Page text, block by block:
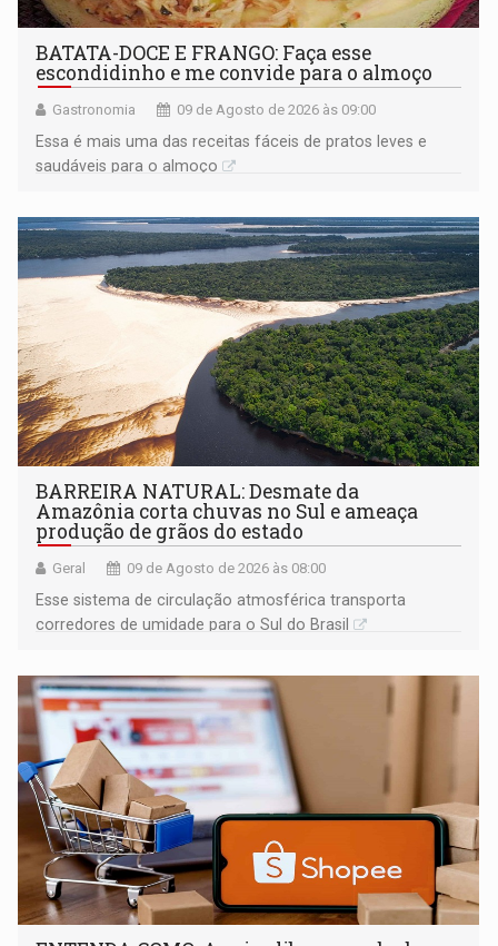
BATATA-DOCE E FRANGO: Faça esse
escondidinho e me convide para o almoço
Gastronomia 09 de Agosto de 2026 às 09:00
Essa é mais uma das receitas fáceis de pratos leves e
saudáveis para o almoço
BARREIRA NATURAL: Desmate da
Amazônia corta chuvas no Sul e ameaça
produção de grãos do estado
Geral 09 de Agosto de 2026 às 08:00
Esse sistema de circulação atmosférica transporta
corredores de umidade para o Sul do Brasil